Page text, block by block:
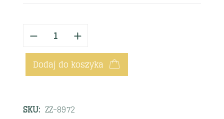
Dodaj do koszyka
SKU: ZZ-8972